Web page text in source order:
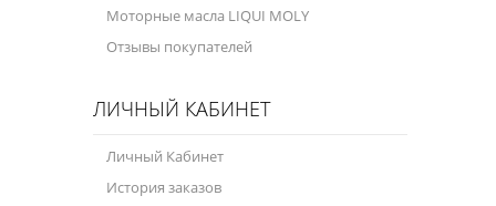
Моторные масла LIQUI MOLY
Отзывы покупателей
ЛИЧНЫЙ КАБИНЕТ
Личный Кабинет
История заказов